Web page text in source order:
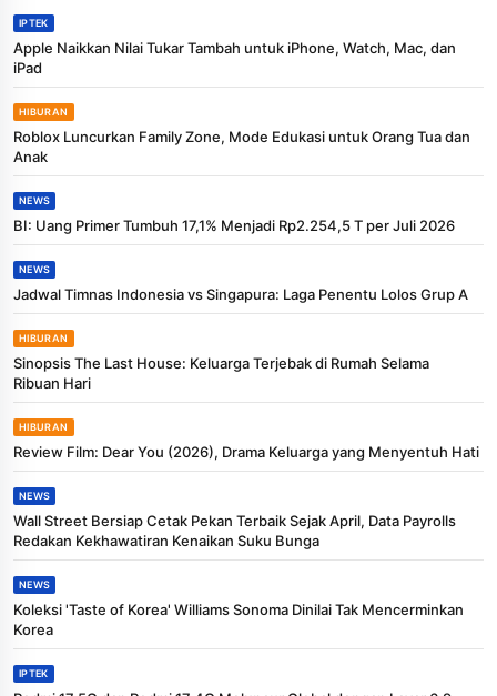
IPTEK
Apple Naikkan Nilai Tukar Tambah untuk iPhone, Watch, Mac, dan
iPad
HIBURAN
Roblox Luncurkan Family Zone, Mode Edukasi untuk Orang Tua dan
Anak
NEWS
BI: Uang Primer Tumbuh 17,1% Menjadi Rp2.254,5 T per Juli 2026
NEWS
Jadwal Timnas Indonesia vs Singapura: Laga Penentu Lolos Grup A
HIBURAN
Sinopsis The Last House: Keluarga Terjebak di Rumah Selama
Ribuan Hari
HIBURAN
Review Film: Dear You (2026), Drama Keluarga yang Menyentuh Hati
NEWS
Wall Street Bersiap Cetak Pekan Terbaik Sejak April, Data Payrolls
Redakan Kekhawatiran Kenaikan Suku Bunga
NEWS
Koleksi 'Taste of Korea' Williams Sonoma Dinilai Tak Mencerminkan
Korea
IPTEK